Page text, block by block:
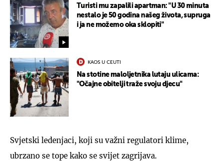
Turisti mu zapalili apartman: "U 30 minuta
nestalo je 50 godina našeg života, supruga
i ja ne možemo oka sklopiti"
KAOS U CEUTI
Na stotine maloljetnika lutaju ulicama:
"Očajne obitelji traže svoju djecu"
Svjetski ledenjaci, koji su važni regulatori klime,
ubrzano se tope kako se svijet zagrijava.